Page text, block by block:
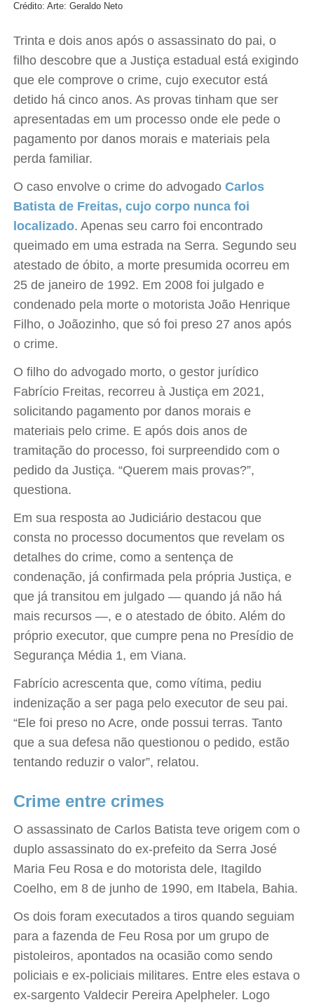
Crédito: Arte: Geraldo Neto
Trinta e dois anos após o assassinato do pai, o
filho descobre que a Justiça estadual está exigindo
que ele comprove o crime, cujo executor está
detido há cinco anos. As provas tinham que ser
apresentadas em um processo onde ele pede o
pagamento por danos morais e materiais pela
perda familiar.
O caso envolve o crime do advogadoCarlos
Batista de Freitas, cujo corpo nunca foi
localizado. Apenas seu carro foi encontrado
queimado em uma estrada na Serra. Segundo seu
atestado de óbito, a morte presumida ocorreu em
25 de janeiro de 1992. Em 2008 foi julgado e
condenado pela morte o motorista João Henrique
Filho, o Joãozinho, que só foi preso 27 anos após
o crime.
O filho do advogado morto, o gestor jurídico
Fabrício Freitas, recorreu à Justiça em 2021,
solicitando pagamento por danos morais e
materiais pelo crime. E após dois anos de
tramitação do processo, foi surpreendido com o
pedido da Justiça. “Querem mais provas?”,
questiona.
Em sua resposta ao Judiciário destacou que
consta no processo documentos que revelam os
detalhes do crime, como a sentença de
condenação, já confirmada pela própria Justiça, e
que já transitou em julgado — quando já não há
mais recursos —, e o atestado de óbito. Além do
próprio executor, que cumpre pena no Presídio de
Segurança Média 1, em Viana.
Fabrício acrescenta que, como vítima, pediu
indenização a ser paga pelo executor de seu pai.
“Ele foi preso no Acre, onde possui terras. Tanto
que a sua defesa não questionou o pedido, estão
tentando reduzir o valor”, relatou.
Crime entre crimes
O assassinato de Carlos Batista teve origem com o
duplo assassinato do ex-prefeito da Serra José
Maria Feu Rosa e do motorista dele, Itagildo
Coelho, em 8 de junho de 1990, em Itabela, Bahia.
Os dois foram executados a tiros quando seguiam
para a fazenda de Feu Rosa por um grupo de
pistoleiros, apontados na ocasião como sendo
policiais e ex-policiais militares. Entre eles estava o
ex-sargento Valdecir Pereira Apelpheler. Logo